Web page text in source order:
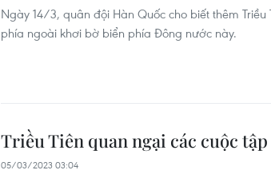
Ngày 14/3, quân đội Hàn Quốc cho biết thêm
phía ngoài khơi bờ biển phía Đông nước này.
Triều Tiên quan ngại các cuộc
05/03/2023 03:04